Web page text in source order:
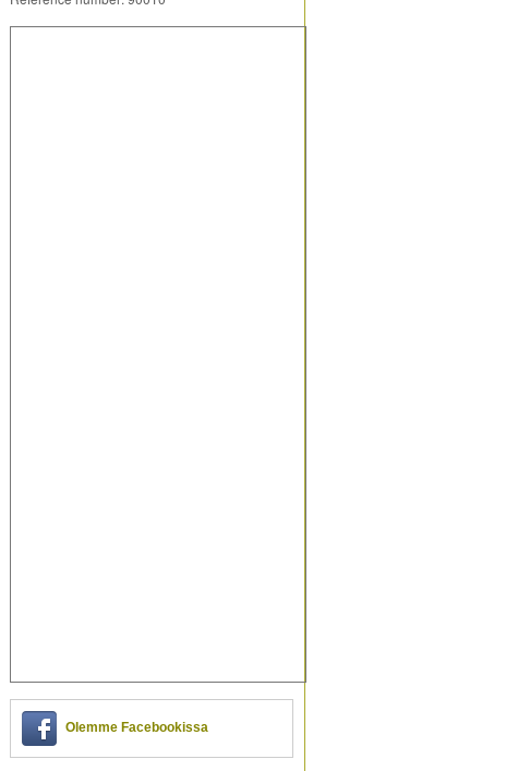
Olemme Facebookissa